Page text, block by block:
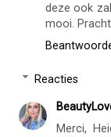
deze ook
mooi.
Reacties
Merci,